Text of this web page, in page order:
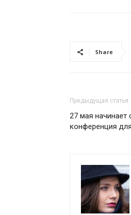
Share
Предыдущая статья
27 мая начинает
конференция